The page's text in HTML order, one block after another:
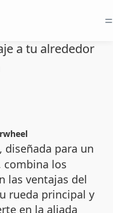
=
a tu alrededor
, diseñada para un
combina los
las ventajas del
rueda principal y
en la aliada